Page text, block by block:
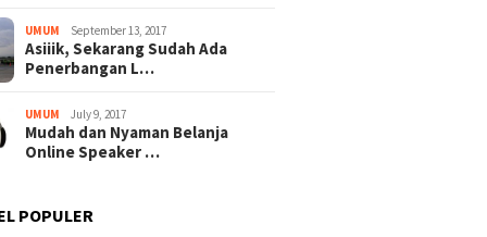
UMUM September 13, 2017
Asiiik, Sekarang Sudah Ada
Penerbangan L…
UMUM July 9, 2017
Mudah dan Nyaman Belanja
Online Speaker …
POPULER